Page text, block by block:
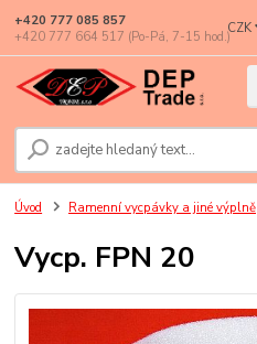
CZK
+420 777 085 857
+420 777 664 517 (Po-Pá, 7-15 hod.)
Úvod Ramenní vycpávky a jiné výplně
Vycp. FPN 20